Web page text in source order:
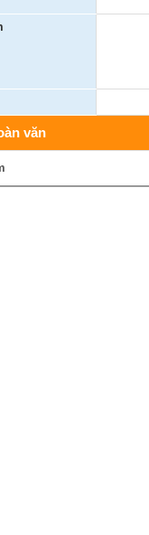
ninh, trật tự
hoạch, quy hoạch
văn